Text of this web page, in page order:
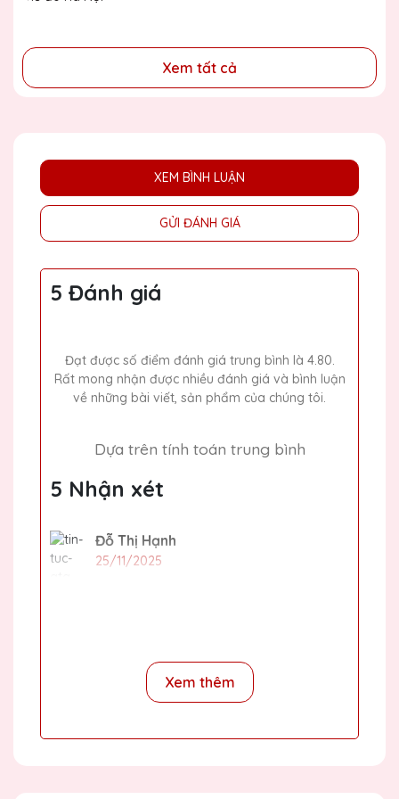
Xem tất cả
XEM BÌNH LUẬN
GỬI ĐÁNH GIÁ
5 Đánh giá
Đạt được số điểm đánh giá trung bình là 4.80.
Rất mong nhận được nhiều đánh giá và bình luận
về những bài viết, sản phẩm của chúng tôi.
Dựa trên tính toán trung bình
5 Nhận xét
Đỗ Thị Hạnh
25/11/2025
Dương Văn Long
Xem thêm